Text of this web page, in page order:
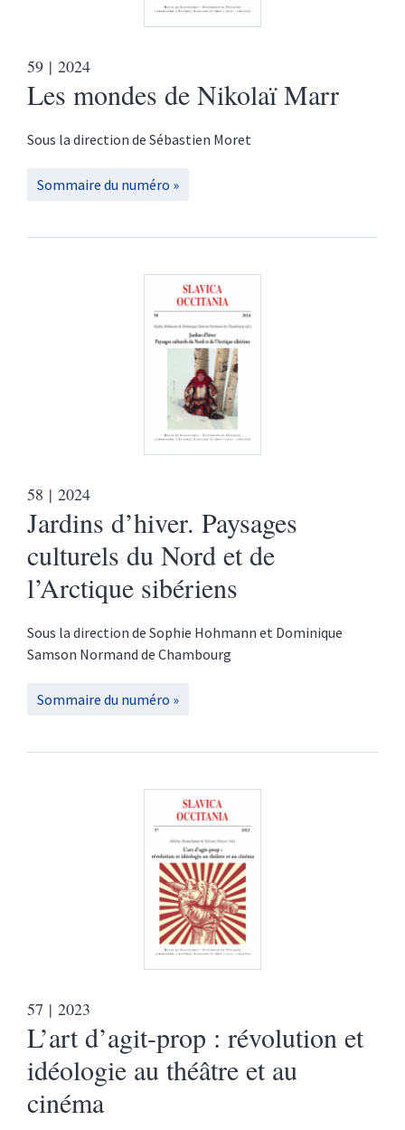
59 | 2024
Les mondes de Nikolaï Marr
Sous la direction de Sébastien Moret
Sommaire du numéro
58 | 2024
Jardins d’hiver. Paysages
culturels du Nord et de
l’Arctique sibériens
Sous la direction de Sophie Hohmann et Dominique
Samson Normand de Chambourg
Sommaire du numéro
57 | 2023
L’art d’agit-prop : révolution et
idéologie au théâtre et au
cinéma